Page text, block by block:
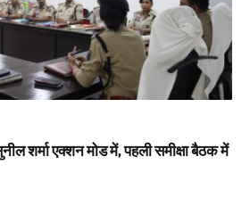
शर्मा एक्शन मोड में, पहली समीक्षा बैठक में